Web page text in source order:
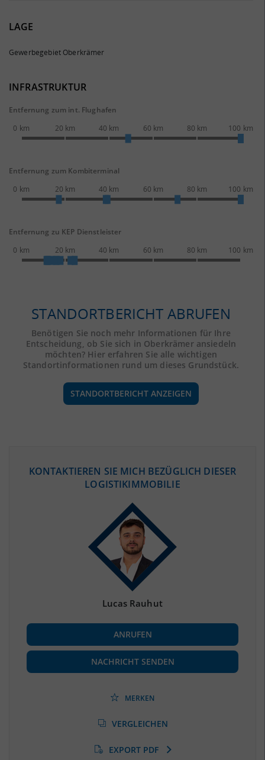
LAGE
Gewerbegebiet Oberkrämer
INFRASTRUKTUR
Entfernung zum int. Flughafen
0 km
20 km 40 km 60 km 80 km 100 km
Entfernung zum Kombiterminal
0 km
20 km 40 km 60 km 80 km 100 km
Entfernung zu KEP Dienstleister
0 km
20 km 40 km 60 km 80 km 100 km
STANDORTBERICHT ABRUFEN
Benötigen Sie noch mehr Informationen für Ihre
Entscheidung, ob Sie sich in Oberkrämer ansiedeln
möchten? Hier erfahren Sie alle wichtigen
Standortinformationen rund um dieses Grundstück.
STANDORTBERICHT ANZEIGEN
(STAND: 12/2019)
(Landkreis / Kreisfreie Stadt)
BESCHÄFTIGUNG
Beschäftigte
(Landkreis / Kreisfreie Stadt)
85.879
(Landkreis / Kreisfreie Stadt)
(Stand: 01/2020)
KONTAKTIEREN SIE MICH BEZÜGLICH DIESER
LOGISTIKIMMOBILIE
Lucas Rauhut
ANRUFEN
NACHRICHT SENDEN
MERKEN
VERGLEICHEN
EXPORT PDF